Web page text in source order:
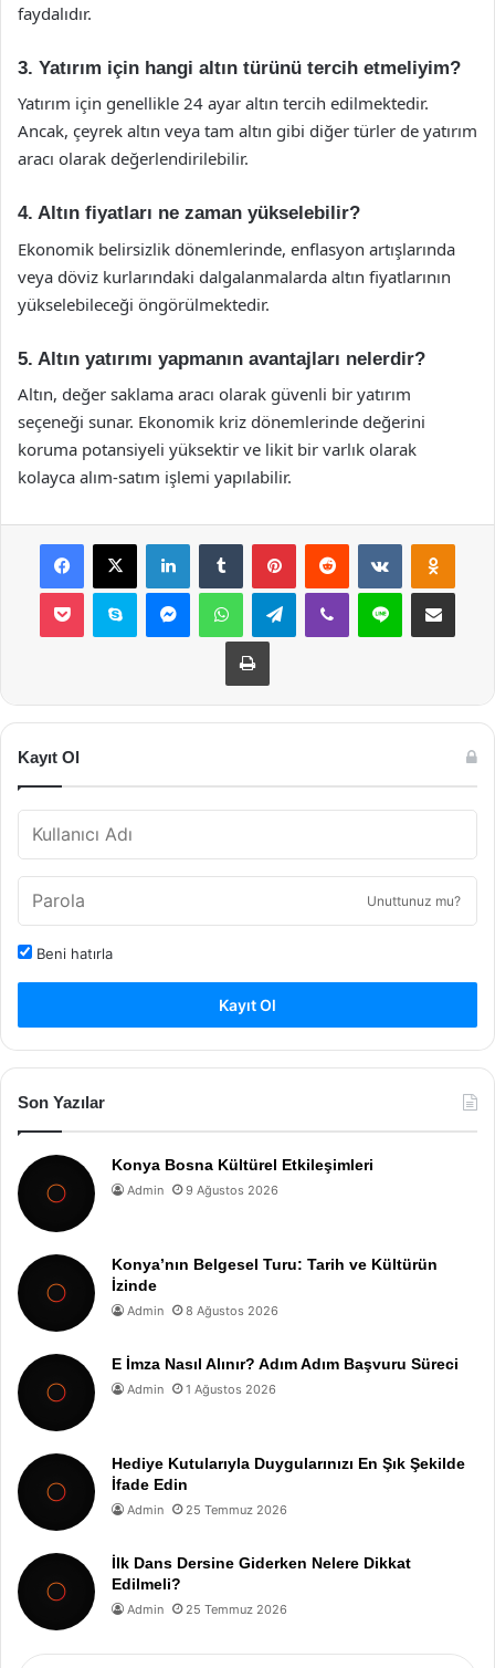
faydalıdır.
3. Yatırım için hangi altın türünü tercih etmeliyim?
Yatırım için genellikle 24 ayar altın tercih edilmektedir.
Ancak, çeyrek altın veya tam altın gibi diğer türler de yatırım
aracı olarak değerlendirilebilir.
4. Altın fiyatları ne zaman yükselebilir?
Ekonomik belirsizlik dönemlerinde, enflasyon artışlarında
veya döviz kurlarındaki dalgalanmalarda altın fiyatlarının
yükselebileceği öngörülmektedir.
5. Altın yatırımı yapmanın avantajları nelerdir?
Altın, değer saklama aracı olarak güvenli bir yatırım
seçeneği sunar. Ekonomik kriz dönemlerinde değerini
koruma potansiyeli yüksektir ve likit bir varlık olarak
kolayca alım-satım işlemi yapılabilir.
Facebook
X LinkedInTumblr PinterestReddit VKontakte
Pocket Skype MessengerWhatsAppTelegramViber Line E-Posta ile
Yazdır
Kayıt Ol
Unuttunuz mu?
Beni hatırla
Kayıt Ol
Son Yazılar
Konya Bosna Kültürel Etkileşimleri
Admin 9 Ağustos 2026
Konya’nın Belgesel Turu: Tarih ve Kültürün
İzinde
Admin 8 Ağustos 2026
E İmza Nasıl Alınır? Adım Adım Başvuru Süreci
Admin 1 Ağustos 2026
Hediye Kutularıyla Duygularınızı En Şık Şekilde
İfade Edin
Admin 25 Temmuz 2026
İlk Dans Dersine Giderken Nelere Dikkat
Edilmeli?
Admin 25 Temmuz 2026